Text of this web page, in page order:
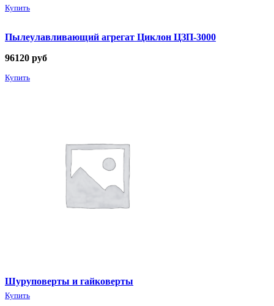
Купить
Пылеулавливающий агрегат Циклон ЦЗП-3000
96120 руб
Купить
Шуруповерты и гайковерты
Купить